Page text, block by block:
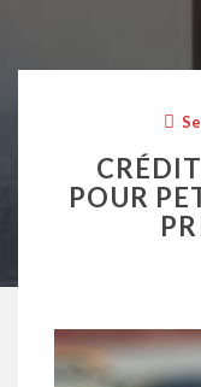
POUR